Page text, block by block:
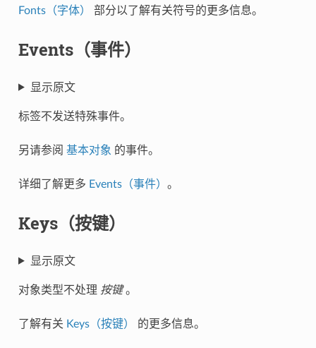
Fonts（字体）
部分以了解有关符号的更多信息。
Events（事件）
显示原文
标签不发送特殊事件。
另请参阅 基本对象 的事件。
详细了解更多 Events（事件） 。
Keys（按键）
显示原文
对象类型不处理 按键。
了解有关 Keys（按键） 的更多信息。